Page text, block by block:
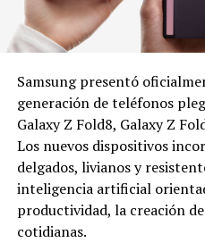
Samsung presentó
generación de teléfonos
Galaxy Z Fold8, Galaxy Z
Los nuevos dispositivos
delgados, livianos y
inteligencia artificial
productividad, la creación
cotidianas.